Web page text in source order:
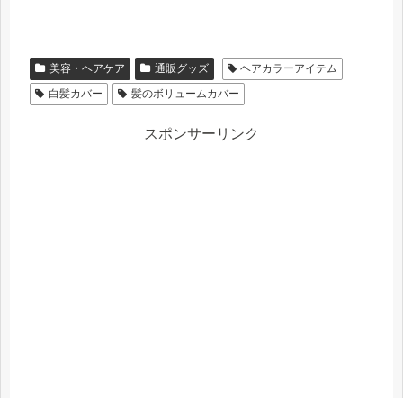
美容・ヘアケア 通販グッズ
ヘアカラーアイテム
白髪カバー
髪のボリュームカバー
スポンサーリンク